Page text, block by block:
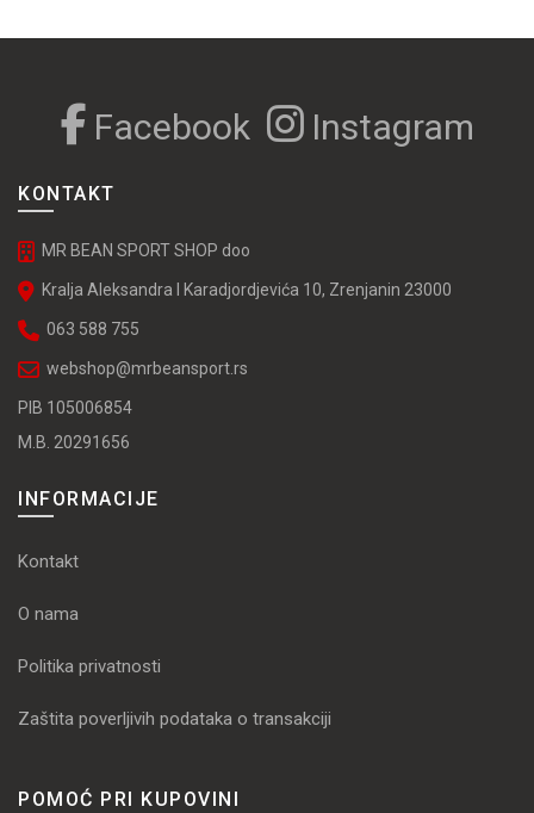
Facebook Instagram
KONTAKT
MR BEAN SPORT SHOP doo
Kralja Aleksandra I Karadjordjevića 10, Zrenjanin 23000
063 588 755
webshop@mrbeansport.rs
PIB 105006854
M.B. 20291656
INFORMACIJE
Kontakt
O nama
Politika privatnosti
Zaštita poverljivih podataka o transakciji
POMOĆ PRI KUPOVINI